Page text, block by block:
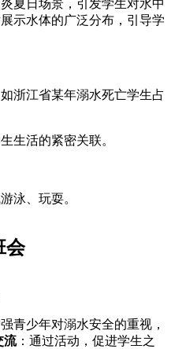
炎夏日场景，引发学生对水中
示水体的广泛分布，引导学
浙江省某年溺水死亡学生占
生活的紧密关联。
泳、玩耍。
会
强青少年对溺水安全的重视，
流：通过活动，促进学生之